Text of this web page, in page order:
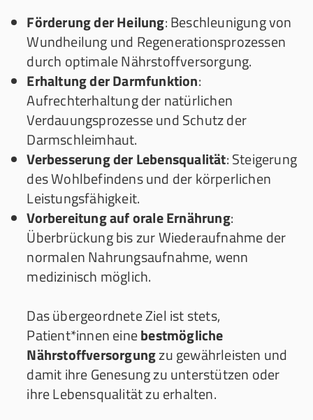
Förderung der Heilung: Beschleunigung von
Wundheilung und Regenerationsprozessen
durch optimale Nährstoffversorgung.
Erhaltung der Darmfunktion:
Aufrechterhaltung der natürlichen
Verdauungsprozesse und Schutz der
Darmschleimhaut.
Verbesserung der Lebensqualität: Steigerung
des Wohlbefindens und der körperlichen
Leistungsfähigkeit.
Vorbereitung auf orale Ernährung:
Überbrückung bis zur Wiederaufnahme der
normalen Nahrungsaufnahme, wenn
medizinisch möglich.
Das übergeordnete Ziel ist stets,
Patient*innen einebestmögliche
Nährstoffversorgungzu gewährleisten und
damit ihre Genesung zu unterstützen oder
ihre Lebensqualität zu erhalten.